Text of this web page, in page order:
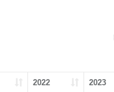
2022 2023